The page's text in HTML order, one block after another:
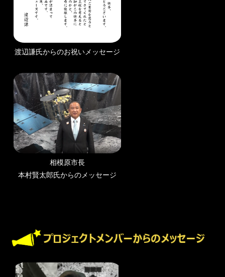
渡辺謙氏からのお祝いメッセージ
相模原市長
本村賢太郎氏からのメッセージ